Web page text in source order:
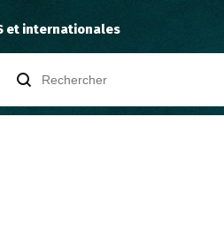
et internationales
11àSilo 3.01